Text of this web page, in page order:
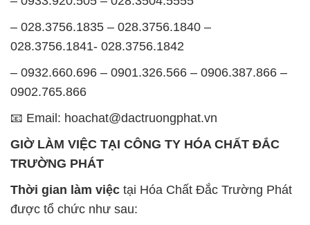
0902.765.866
📧 Email: hoachat@dactruongphat.vn
TRƯỜNG PHÁT
được tổ chức như sau:
Thứ 2 đến thứ 6: Buổi sáng: từ 8h đến 11h – Buổi
chiều: từ 12h30 đến 17h
Thứ 7: Buổi sáng: từ 8h đến 11h – Buổi chiều: từ
12h30 đến 16h